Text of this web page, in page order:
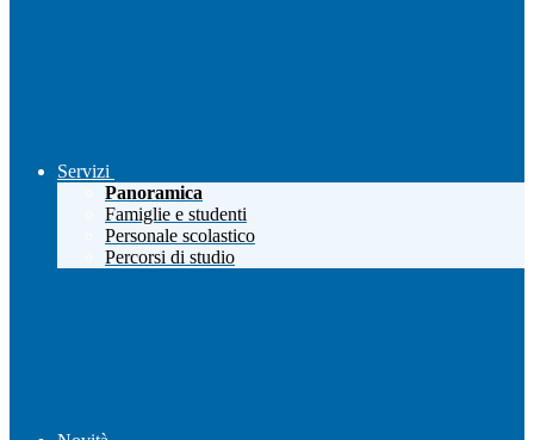
Servizi
Panoramica
Famiglie e studenti
Personale scolastico
Percorsi di studio